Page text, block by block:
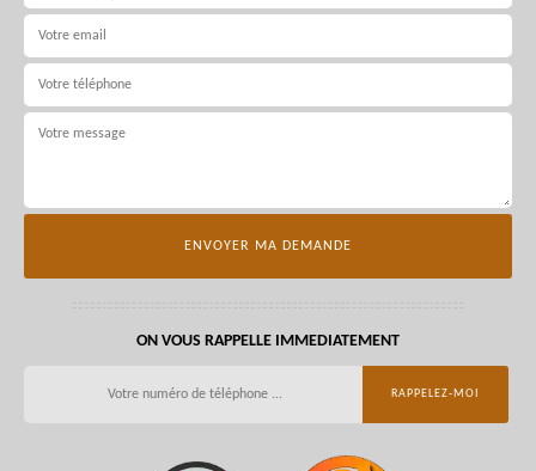
ON VOUS RAPPELLE IMMEDIATEMENT